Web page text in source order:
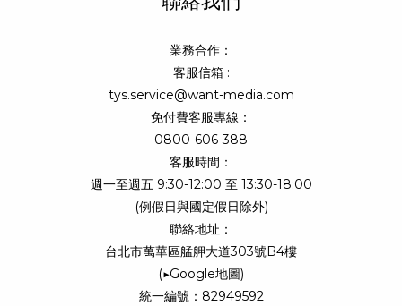
業務合作：
客服信箱 :
tys.service@want-media.com
免付費客服專線：
0800-606-388
客服時間：
週一至週五 9:30-12:00 至 13:30-18:00
(例假日與國定假日除外)
聯絡地址：
台北市萬華區艋舺大道303號B4樓
(▶Google地圖)
統一編號：82949592